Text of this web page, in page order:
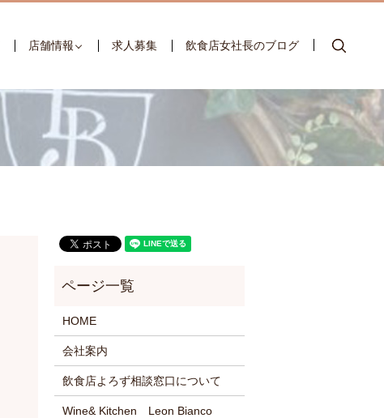
店舗情報 求人募集 飲食店女社長のブログ
HOME
会社案内
飲食店よろず相談窓口について
Wine& Kitchen Leon Bianco